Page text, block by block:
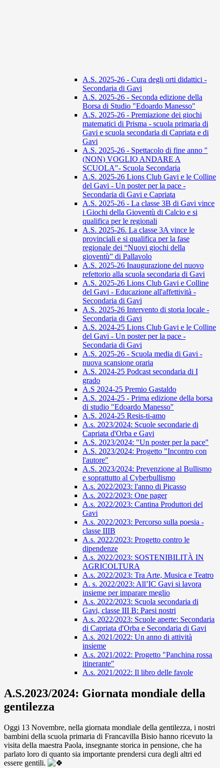
A.S. 2025-26 - Cura degli orti didattici -
Secondaria di Gavi
A.S. 2025-26 - Seconda edizione della
Borsa di Studio "Edoardo Manesso"
A.S. 2025-26 - Premiazione dei giochi
matematici di Prisma - scuola primaria di
Gavi e scuola secondaria di Capriata e di
Gavi
A.S. 2025-26 - Spettacolo di fine anno "
(NON) VOGLIO ANDARE A
SCUOLA"- Scuola Secondaria
A.S. 2025-26 Lions Club Gavi e le Colline
del Gavi - Un poster per la pace -
Secondaria di Gavi e Capriata
A.S. 2025-26 - La classe 3B di Gavi vince
i Giochi della Gioventù di Calcio e si
qualifica per le regionali
A.S. 2025-26. La classe 3A vince le
provinciali e si qualifica per la fase
regionale dei “Nuovi giochi della
gioventù” di Pallavolo
A.S. 2025-26 Inaugurazione del nuovo
refettorio alla scuola secondaria di Gavi
A.S. 2025-26 Lions Club Gavi e Colline
del Gavi - Educazione all'affettività -
Secondaria di Gavi
A.S. 2025-26 Intervento di storia locale -
Secondaria di Gavi
A.S. 2024-25 Lions Club Gavi e le Colline
del Gavi - Un poster per la pace -
Secondaria di Gavi
A.S. 2025-26 - Scuola media di Gavi -
nuova scansione oraria
A.S. 2024-25 Podcast secondaria di I
grado
A.S 2024-25 Premio Gastaldo
A.S. 2024-25 - Prima edizione della borsa
di studio "Edoardo Manesso"
A.S. 2024-25 Resis-ti-amo
A.s. 2023/2024: Scuole secondarie di
Capriata d'Orba e Gavi
A.S. 2023/2024: "Un poster per la pace"
A.S. 2023/2024: Progetto "Incontro con
l'autore"
A.S. 2023/2024: Prevenzione al Bullismo
e soprattutto al Cyberbullismo
A.s. 2022/2023: l'anno di Picasso
A.s. 2022/2023: One pager
A.s. 2022/2023: Cantina Produttori del
Gavi
A.s. 2022/2023: Percorso sulla poesia -
classe IIIB
A.s. 2022/2023: Progetto contro le
dipendenze
A.s. 2022/2023: SOSTENIBILITÀ IN
AGRICOLTURA
A.s. 2022/2023: Tra Arte, Musica e Teatro
A. s. 2022/2023: All’IC Gavi si lavora
insieme per imparare meglio
A.s. 2022/2023: Scuola secondaria di
Gavi, classe III B: Paesi nostri
A.s. 2022/2023: Scuole aperte: Secondaria
di Capriata d'Orba e Secondaria di Gavi
A.s. 2021/2022: Un anno di attività
insieme
A.s. 2021/2022: Progetto "Panchina rossa
itinerante"
A.s. 2021/2022: Il libro delle favole
A.S.2023/2024: Giornata mondiale della
gentilezza
Oggi 13 Novembre, nella giornata mondiale della gentilezza, i nostri
bambini della scuola primaria di Francavilla Bisio hanno ricevuto la
visita della maestra Paola, insegnante storica in pensione, che ha
parlato loro di quanto sia importante prendersi cura degli altri ed
essere gentili.